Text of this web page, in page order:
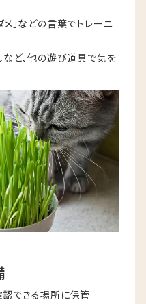
」などの言葉でトレーニ
ど、他の遊び道具で気を
できる場所に保管